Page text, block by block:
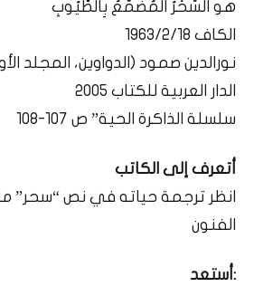
هو السِّحْرُ المُضَمَّعُ بِالطُّيُوبِ
الكاف 1963/2/18
نورالدين صمود (الدواوين، المجلد
الدار العربية للكتاب 2005
سلسلة الذاكرة الحية” ص 107-108
أتعرف إلى الكاتب
انظر ترجمة حياته في نص “سحر”
الفنون
:أستعد